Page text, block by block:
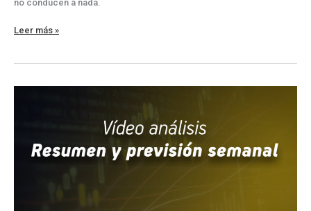
no conducen a nada.
Criptos
fuertes,
Leer más »